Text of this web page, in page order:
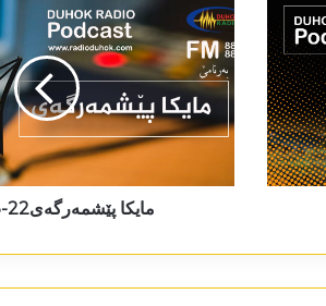
مایکا پێشمەرگەی22-8-2023